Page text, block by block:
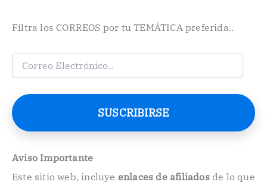
Filtra los CORREOS por tu TEMÁTICA preferida..
C
e
o
e
t
SUSCRIBIRSE
Aviso Importante
Este sitio web, incluye enlaces de afiliadosde lo que